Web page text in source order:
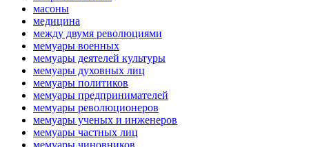
масоны
медицина
между двумя революциями
мемуары военных
мемуары деятелей культуры
мемуары духовных лиц
мемуары политиков
мемуары предпринимателей
мемуары революционеров
мемуары ученых и инженеров
мемуары частных лиц